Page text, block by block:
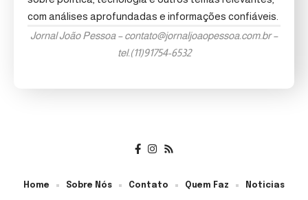
com análises aprofundadas e informações confiáveis.
Jornal João Pessoa –contato@jornaljoaopessoa.com.br–
tel.(11)91754-6532
Home Sobre Nós Contato Quem Faz Noticias